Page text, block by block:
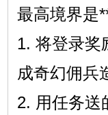
最高境界是
1. 将登录奖
成奇幻佣兵
2. 用任务送